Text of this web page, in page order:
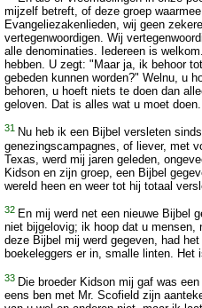
mijzelf betreft, of deze groep
Evangeliezakenlieden, wij geen
vertegenwoordigen. Wij
alle denominaties. Iedereen is
hebben. U zegt: "Maar ja, ik behoor
gebeden kunnen worden?" Welnu, u
behoren, u hoeft niets te doen dan
geloven. Dat is alles wat u moet
31
Nu heb ik een Bijbel versleten
genezingscampagnes, of liever, met
Texas, werd mij jaren geleden,
Kidson en zijn groep, een Bijbel
wereld heen en weer tot hij totaal
32 En mij werd net een nieuwe Bijbel
niet bijgelovig; ik hoop dat u
deze Bijbel mij werd gegeven, had
boekeleggers er in, smalle linten.
33 Die broeder Kidson mij gaf was
eens ben met Mr. Scofield zijn